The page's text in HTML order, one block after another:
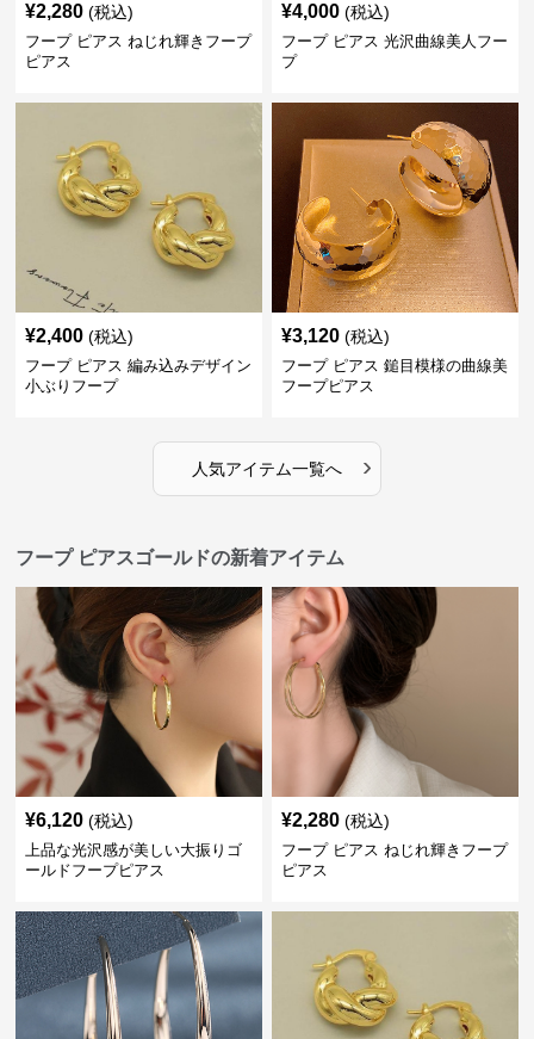
¥2,280 (税込)
フープ ピアス ねじれ輝きフープ
ピアス
¥4,000 (税込)
フープ ピアス 光沢曲線美人フー
プ
¥2,400 (税込)
フープ ピアス 編み込みデザイン
小ぶりフープ
¥3,120 (税込)
フープ ピアス 鎚目模様の曲線美
フープピアス
人気アイテム一覧へ ›
フープ ピアスゴールドの新着アイテム
¥6,120 (税込)
上品な光沢感が美しい大振りゴ
ールドフープピアス
¥2,280 (税込)
フープ ピアス ねじれ輝きフープ
ピアス